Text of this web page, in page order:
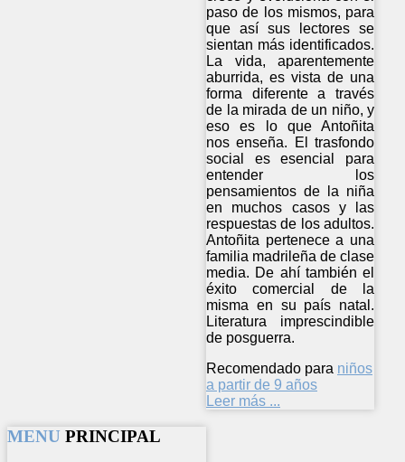
paso de los mismos, para
que así sus lectores se
sientan más identificados.
La vida, aparentemente
aburrida, es vista de una
forma diferente a través
de la mirada de un niño, y
eso es lo que Antoñita
nos enseña. El trasfondo
social es esencial para
entender los
pensamientos de la niña
en muchos casos y las
respuestas de los adultos.
Antoñita pertenece a una
familia madrileña de clase
media. De ahí también el
éxito comercial de la
misma en su país natal.
Literatura imprescindible
de posguerra.
Recomendado para niños
a partir de 9 años
Leer más ...
MENU PRINCIPAL